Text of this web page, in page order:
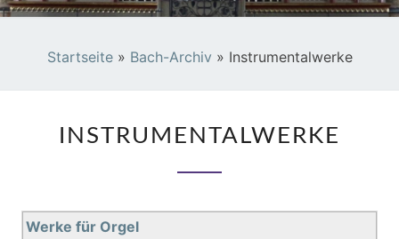
Startseite» Bach-Archiv » Instrumentalwerke
INSTRUMENTALWERKE
Werke für Orgel